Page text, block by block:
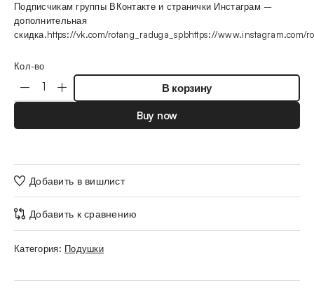
Подписчикам группы ВКонтакте и странички Инстаграм –
дополнительная
скидка.https://vk.com/rotang_raduga_spbhttps://www.instagram.com/
Кол-во
В корзину
Buy now
Добавить в вишлист
Добавить к сравнению
Категория: Подушки